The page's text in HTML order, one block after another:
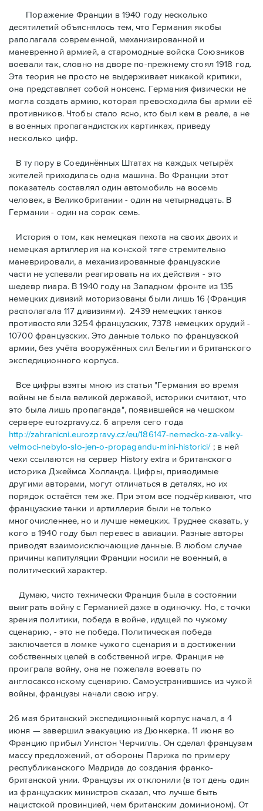
Поражение Франции в 1940 году несколько
десятилетий объяснялось тем, что Германия якобы
раполагала современной, механизированной и
маневренной армией, а старомодные войска Союзников
воевали так, словно на дворе по-прежнему стоял 1918 год.
Эта теория не просто не выдерживает никакой критики,
она представляет собой нонсенс. Германия физически не
могла создать армию, которая превосходила бы армии её
противников. Чтобы стало ясно, кто был кем в реале, а не
в военных пропагандистских картинках, приведу
несколько цифр.
В ту пору в Соединённых Штатах на каждых четырёх
жителей приходилась одна машина. Во Франции этот
показатель составлял один автомобиль на восемь
человек, в Великобритании - один на четырнадцать. В
Германии - один на сорок семь.
История о том, как немецкая пехота на своих двоих и
немeцкая артиллерия на конской тяге стремительно
маневрировали, а механизированные французские
части не успевали реагировать на их действия - это
шедевр пиара. В 1940 году на Западном фронте из 135
немецких дивизий моторизованы были лишь 16 (Франция
располагала 117 дивизиями). 2439 немецких танков
противостояли 3254 французских, 7378 немецких орудий -
10700 французских. Это данные только по французской
армии, без учёта вооружённых сил Бельгии и британского
экспедиционного корпуса.
Bсе цифры взяты мною из статьи "Германия во время
войны не была великой державой, историки считают, что
это была лишь пропаганда", появившейся на чешском
сервере eurozpravy.cz. 6 апреля сего года
http://zahranicni.eurozpravy.cz/eu/186147-nemecko-za-valky-
velmoci-nebylo-slo-jen-o-propagandu-mini-historici/; в ней
чехи ссылаются на сервер History extra и британского
историка Джеймса Холланда. Цифры, привoдимые
другими авторами, могут отличаться в деталях, но их
порядок остаётся тем же. При этом все подчёркивают, что
французские танки и артиллерия были не только
многочисленнее, но и лучше немецких. Труднее сказать, у
кого в 1940 году был перевес в авиации. Разные авторы
приводят взаимоисключающие данные. В любом случае
причины капитуляции Франции носили не военный, а
политический характер.
Думаю, чисто технически Франция была в состоянии
выиграть войну с Германией даже в одиночку. Но, с точки
зрения политики, победа в войне, идущей по чужому
сценарию, - это не победа. Политическая победа
заключается в ломке чужого сценария и в достижении
собственных целей в собственной игре. Франция не
проиграла войну, она не пожелала воевать по
англосаксонскому сценарию. Самоустранившись из чужой
войны, французы начали свою игру.
26 мая британский экспедиционный корпус начал, а 4
июня — завершил эвакуацию из Дюнкерка. 11 июня во
Францию прибыл Уинстон Черчилль. Он сделал французам
массу предложений, от обороны Парижа по примеру
республиканского Мадрида до создания франко-
британской унии. Французы их отклонили (в тот день один
из французских министров сказал, что лучше быть
нацистской провинцией, чем британским доминионом). От